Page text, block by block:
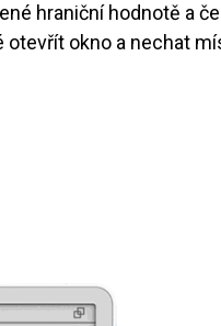
hraniční hodnotě a
otevřít okno a nechat